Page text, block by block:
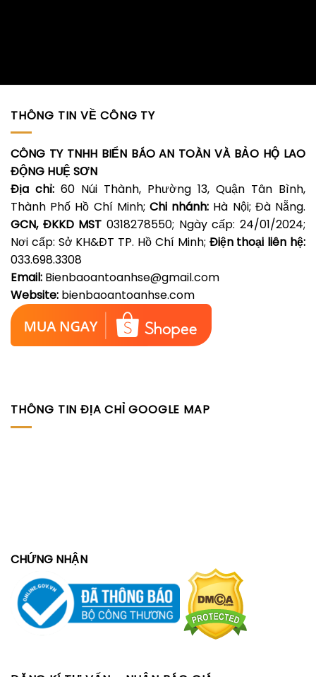
THÔNG TIN VỀ CÔNG TY
CÔNG TY TNHH BIỂN BÁO AN TOÀN VÀ BẢO HỘ LAO
ĐỘNG HUỆ SƠN
Địa chỉ: 60 Núi Thành, Phường 13, Quận Tân Bình,
Thành Phố Hồ Chí Minh; Chi nhánh: Hà Nội; Đà Nẵng.
GCN, ĐKKD MST 0318278550; Ngày cấp: 24/01/2024;
Nơi cấp: Sở KH&ĐT TP. Hồ Chí Minh; Điện thoại liên hệ:
033.698.3308
Email: Bienbaoantoanhse@gmail.com
Website: bienbaoantoanhse.com
THÔNG TIN ĐỊA CHỈ GOOGLE MAP
CHỨNG NHẬN